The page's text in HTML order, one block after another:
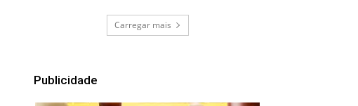
Carregar mais
Publicidade